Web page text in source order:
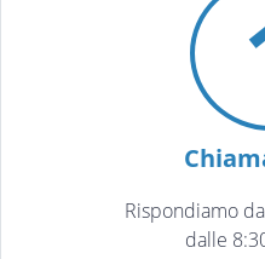
Rispondiamo
dalle